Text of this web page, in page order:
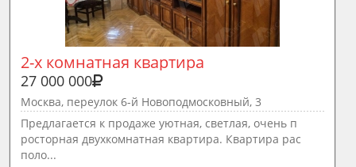
2-х комнатная квартира
27 000 000
Москва, переулок 6-й Новоподмосковный, 3
Предлагается к продаже уютная, светлая, очень п
росторная двухкомнатная квартира. Квартира рас
поло...